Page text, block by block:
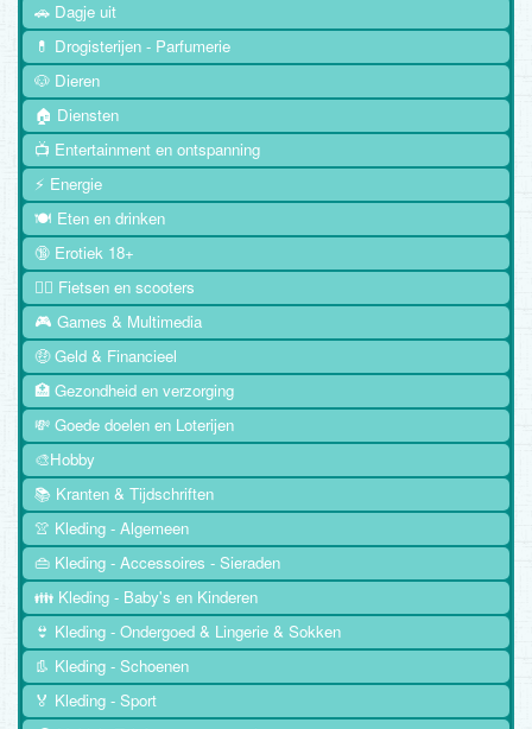
🚗 Dagje uit
💊 Drogisterijen - Parfumerie
🐶 Dieren
🏠 Diensten
📺 Entertainment en ontspanning
⚡ Energie
🍽️ Eten en drinken
🔞 Erotiek 18+
🚴‍♂️ Fietsen en scooters
🎮 Games & Multimedia
🤑 Geld & Financieel
🏥 Gezondheid en verzorging
💸 Goede doelen en Loterijen
🎨Hobby
📚 Kranten & Tijdschriften
👚 Kleding - Algemeen
👜 Kleding - Accessoires - Sieraden
👪 Kleding - Baby's en Kinderen
👙 Kleding - Ondergoed & Lingerie & Sokken
👢 Kleding - Schoenen
🏅 Kleding - Sport